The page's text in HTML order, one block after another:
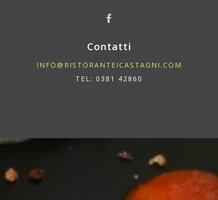
Contatti
INFO@RISTORANTEICASTAGNI.COM
TEL: 0381 42860